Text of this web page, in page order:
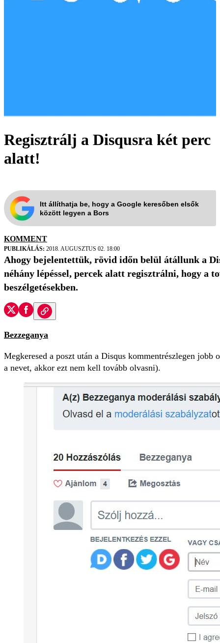
Regisztrálj a Disqusra két perc
alatt!
Itt állíthatja be, hogy a Google keresőben elsők
között legyen a Bors
KOMMENT
PUBLIKÁLÁS: 2018. AUGUSZTUS 02. 18:00
Ahogy bejelentettük, rövid időn belül átállunk a
néhány lépéssel, percek alatt regisztrálni, hogy a
beszélgetésekben.
Bezzeganya
Megkeresed a poszt után a Disqus kommentrészlegen jobb
a nevet, akkor ezt nem kell tovább olvasni).